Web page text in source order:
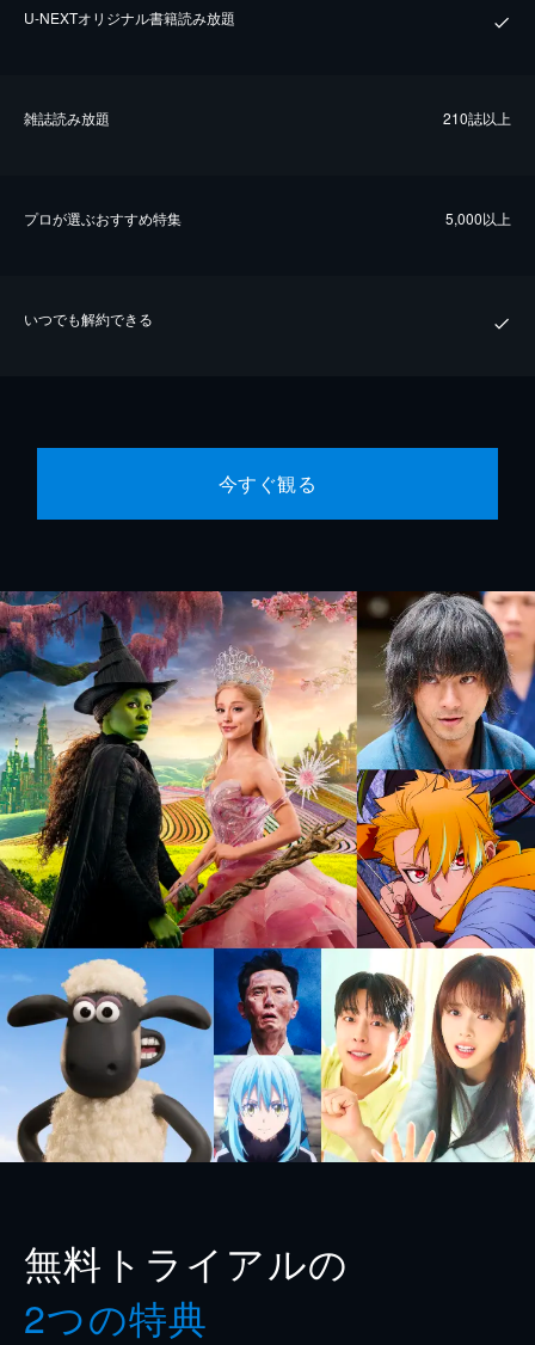
U-NEXTオリジナル書籍読み放題
雑誌読み放題 210誌以上
プロが選ぶおすすめ特集 5,000以上
いつでも解約できる
今すぐ観る
無料トライアルの
2つの特典